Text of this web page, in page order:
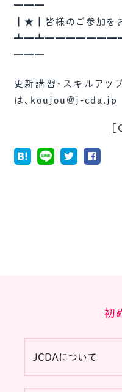
━━━
┃★┃皆様のご参加をお
━━━
更新講習・スキルアッ
は、koujou@j-cda.jp
初
JCDAについて